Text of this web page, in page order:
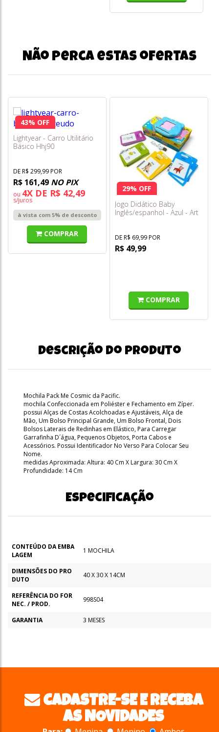
Não perca estas ofertas
43% OFF
Lightyear - Carro Utilitário
Básico Hhj90
DE R$ 299,99 POR
R$ 161,49 NO PIX
ou 4X DE R$ 42,49
s/juros
à vista com 5% de desconto
COMPRAR
29% OFF
Jogo Didático Baby
Inglês/espanhol - Azul - Art
DE R$ 69,99 POR
R$ 49,99
COMPRAR
Descrição do produto
Mochila Pack Me Cosmic da Pacific.
mochila Confeccionada em Poliéster e Fechamento em Zíper.
possui Alças de Costas Acolchoadas e Ajustáveis, Alça de
Mão, Um Bolso Principal Grande, Um Bolso Frontal, Dois
Bolsos Laterais de Redinhas em Elástico, Para Carregar
Garrafinha D´água, Pequenos Objetos, Porta Cabos e
Acessórios. Possui Identificador No Verso Para Colocar Seu
Nome.
medidas Aproximada: Altura: 40 Cm X Largura: 30 Cm X
Profundidade: 14 Cm
Especificação
CONTEÚDO DA EMBA
LAGEM
1 MOCHILA
DIMENSÕES DO PRO
DUTO
40 X 30 X 14CM
REFERÊNCIA DO FOR
NEC. / PROD.
998S04
GARANTIA 3 MESES
CADASTRE-SE E RECEBA
AS NOVIDADES